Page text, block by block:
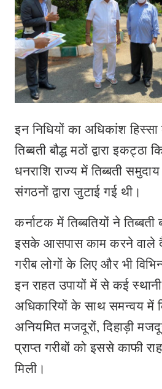
इन निधियों का अधिकांश
तिब्बती बौद्ध मठों द्वारा
धनराशि राज्य में तिब्बती
संगठनों द्वारा जुटाई गई थी।
कर्नाटक में तिब्बतियों ने
इसके आसपास काम करने वाले
गरीब लोगों के लिए और भी
इन राहत उपायों में से कई
अधिकारियों के साथ समन्वय में
अनियमित मजदूरों, दिहाड़ी
प्राप्त गरीबों को इससे काफी
मिली।